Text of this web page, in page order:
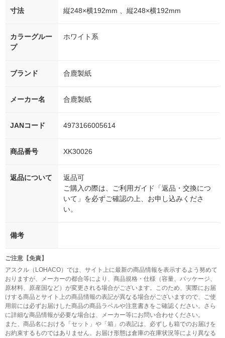
寸法 縦248×横192mm 、縦248×横192mm
カラーグルー
プ
ホワイト系
ブランド 合鹿製紙
メーカー名 合鹿製紙
JANコード 4973166005614
商品番号 XK30026
返品について
返品可
ご購入の際は、ご利用ガイド「返品・交換につ
いて」を必ずご確認の上、お申し込みくださ
い。
備考
ご注意【免責】
アスクル（LOHACO）では、サイト上に最新の商品情報を表示するよう努めて
おりますが、メーカーの都合等により、商品規格・仕様（容量、パッケージ、
原材料、原産国など）が変更される場合がございます。このため、実際にお届
けする商品とサイト上の商品情報の表記が異なる場合がございますので、ご使
用前には必ずお届けした商品の商品ラベルや注意書きをご確認ください。さら
に詳細な商品情報が必要な場合は、メーカー等にお問い合わせください。
また、商品名における「セット」や「箱」の表記は、必ずしも箱でのお届けを
お約束するものではありません。お届け形態は倉庫の在庫状況等により異なる